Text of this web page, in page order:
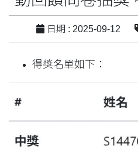
日期 : 2025-09-12
得獎名單如下：